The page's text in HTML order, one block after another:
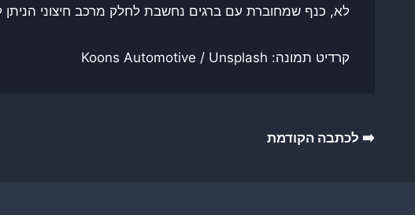
לא, כנף שמחוברת עם ברגים נחשבת לחלק מרכב חיצוני
קרדיט תמונה: Koons Automotive / Unsplash
ניווט
➡️ לכתבה הקודמת